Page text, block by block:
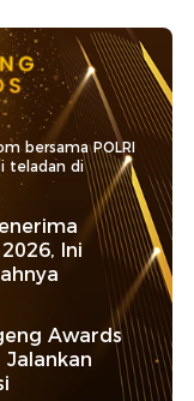
bersama POLRI
teladan di
Ini
Awards
Jalankan